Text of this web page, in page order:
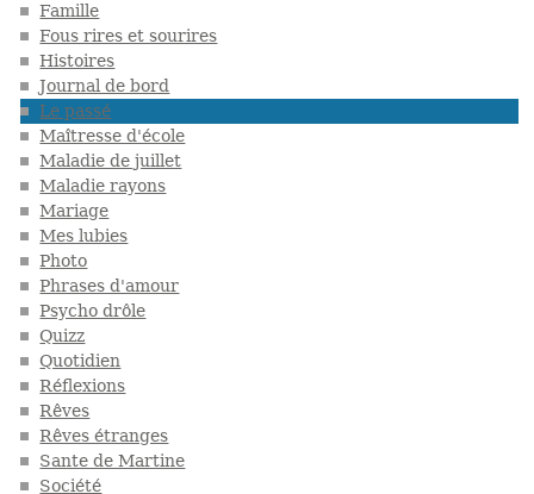
Famille
Fous rires et sourires
Histoires
Journal de bord
Le passé
Maîtresse d'école
Maladie de juillet
Maladie rayons
Mariage
Mes lubies
Photo
Phrases d'amour
Psycho drôle
Quizz
Quotidien
Réflexions
Rêves
Rêves étranges
Sante de Martine
Société